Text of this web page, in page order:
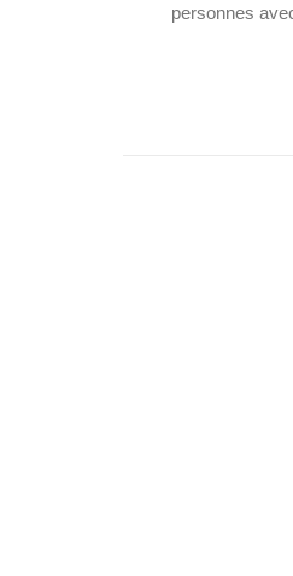
personnes